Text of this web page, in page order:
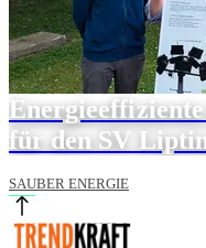
für den SV
SAUBER ENERGIE